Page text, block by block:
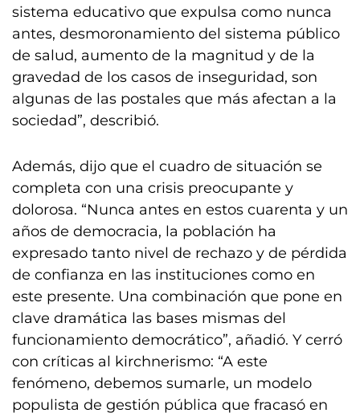
sistema educativo que expulsa como nunca
antes, desmoronamiento del sistema público
de salud, aumento de la magnitud y de la
gravedad de los casos de inseguridad, son
algunas de las postales que más afectan a la
sociedad”, describió.
Además, dijo que el cuadro de situación se
completa con una crisis preocupante y
dolorosa. “Nunca antes en estos cuarenta y un
años de democracia, la población ha
expresado tanto nivel de rechazo y de pérdida
de confianza en las instituciones como en
este presente. Una combinación que pone en
clave dramática las bases mismas del
funcionamiento democrático”, añadió. Y cerró
con críticas al kirchnerismo: “A este
fenómeno, debemos sumarle, un modelo
populista de gestión pública que fracasó en